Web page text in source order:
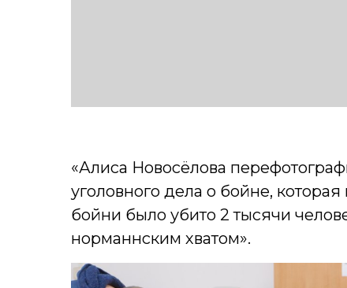
«Алиса Новосёлова
уголовного дела о бойне,
бойни было убито 2 тысячи
норманнским хватом».